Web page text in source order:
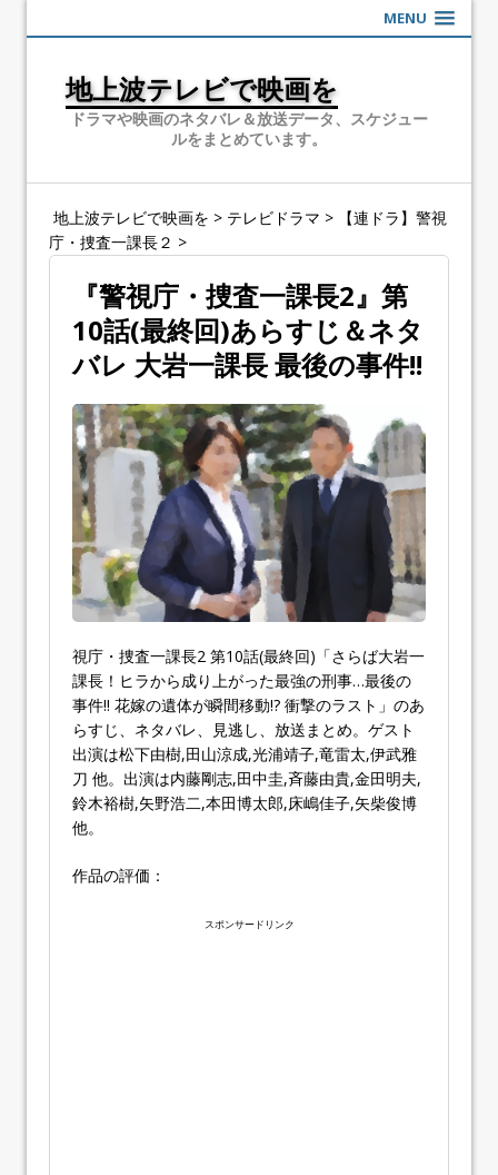
MENU
地上波テレビで映画を
ドラマや映画のネタバレ＆放送データ、スケジュー
ルをまとめています。
地上波テレビで映画を > テレビドラマ >
【連ドラ】警視
庁・捜査一課長２ >
『警視庁・捜査一課長2』第
10話(最終回)あらすじ＆ネタ
バレ 大岩一課長 最後の事件!!
視庁・捜査一課長2 第10話(最終回)「さらば大岩一
課長！ヒラから成り上がった最強の刑事…最後の
事件!! 花嫁の遺体が瞬間移動!? 衝撃のラスト」のあ
らすじ、ネタバレ、見逃し、放送まとめ。ゲスト
出演は松下由樹,田山涼成,光浦靖子,竜雷太,伊武雅
刀 他。出演は内藤剛志,田中圭,斉藤由貴,金田明夫,
鈴木裕樹,矢野浩二,本田博太郎,床嶋佳子,矢柴俊博
他。
作品の評価：
スポンサードリンク